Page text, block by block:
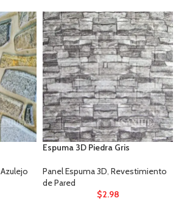
Azulejo
Espuma 3D Piedra Gris
Panel Espuma 3D, Revestimiento
de Pared
$2.98